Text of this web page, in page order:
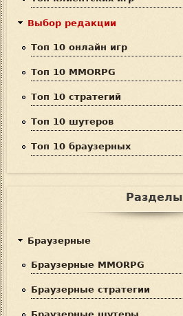
Выбор редакции
Топ 10 онлайн игр
Топ 10 MMORPG
Топ 10 стратегий
Топ 10 шутеров
Топ 10 браузерных
Разделы
Браузерные
Браузерные MMORPG
Браузерные стратегии